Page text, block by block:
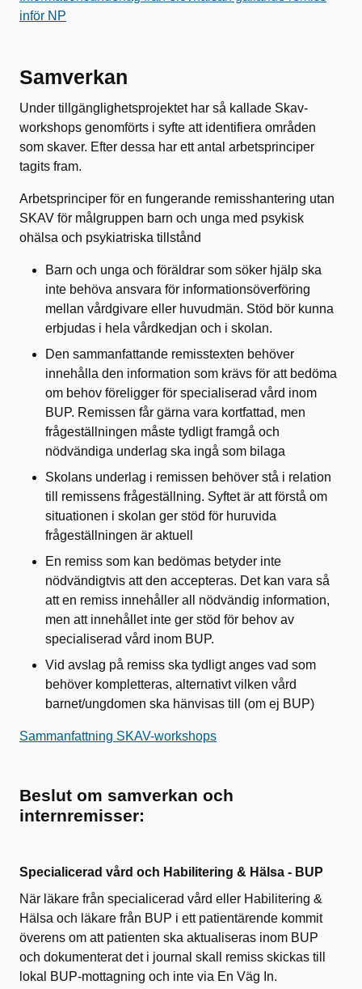
inför NP
Samverkan
Under tillgänglighetsprojektet har så kallade Skav-
workshops genomförts i syfte att identifiera områden
som skaver. Efter dessa har ett antal arbetsprinciper
tagits fram.
Arbetsprinciper för en fungerande remisshantering utan
SKAV för målgruppen barn och unga med psykisk
ohälsa och psykiatriska tillstånd
Barn och unga och föräldrar som söker hjälp ska
inte behöva ansvara för informationsöverföring
mellan vårdgivare eller huvudmän. Stöd bör kunna
erbjudas i hela vårdkedjan och i skolan.
Den sammanfattande remisstexten behöver
innehålla den information som krävs för att bedöma
om behov föreligger för specialiserad vård inom
BUP. Remissen får gärna vara kortfattad, men
frågeställningen måste tydligt framgå och
nödvändiga underlag ska ingå som bilaga
Skolans underlag i remissen behöver stå i relation
till remissens frågeställning. Syftet är att förstå om
situationen i skolan ger stöd för huruvida
frågeställningen är aktuell
En remiss som kan bedömas betyder inte
nödvändigtvis att den accepteras. Det kan vara så
att en remiss innehåller all nödvändig information,
men att innehållet inte ger stöd för behov av
specialiserad vård inom BUP.
Vid avslag på remiss ska tydligt anges vad som
behöver kompletteras, alternativt vilken vård
barnet/ungdomen ska hänvisas till (om ej BUP)
Sammanfattning SKAV-workshops
Beslut om samverkan och
internremisser:
Specialicerad vård och Habilitering & Hälsa - BUP
När läkare från specialicerad vård eller Habilitering &
Hälsa och läkare från BUP i ett patientärende kommit
överens om att patienten ska aktualiseras inom BUP
och dokumenterat det i journal skall remiss skickas till
lokal BUP-mottagning och inte via En Väg In.